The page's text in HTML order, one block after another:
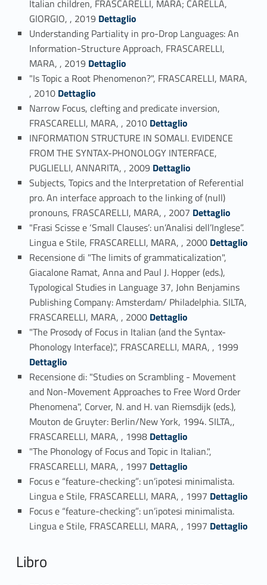
Italian children, FRASCARELLI, MARA; CARELLA,
GIORGIO, , 2019 Link identifier #identifier_person_18125-13
Dettaglio
Understanding Partiality in pro-Drop Languages: An
Information-Structure Approach, FRASCARELLI,
MARA, , 2019 Link identifier #identifier_person_76620-14
Dettaglio
"Is Topic a Root Phenomenon?", FRASCARELLI, MARA,
, 2010 Link identifier #identifier_person_106924-15
Dettaglio
Narrow Focus, clefting and predicate inversion,
FRASCARELLI, MARA, , 2010 Link identifier #identifier_person_78838-16
Dettaglio
INFORMATION STRUCTURE IN SOMALI. EVIDENCE
FROM THE SYNTAX-PHONOLOGY INTERFACE,
PUGLIELLI, ANNARITA, , 2009 Link identifier #identifier_person_137488-17
Dettaglio
Subjects, Topics and the Interpretation of Referential
pro. An interface approach to the linking of (null)
pronouns, FRASCARELLI, MARA, , 2007Link identifier #identifier_person_31314-18Dettaglio
"Frasi Scisse e ‘Small Clauses’: un’Analisi dell’Inglese”.
Lingua e Stile, FRASCARELLI, MARA, , 2000 Link identifier #identifier_person_32258-19
Dettaglio
Recensione di "The limits of grammaticalization",
Giacalone Ramat, Anna and Paul J. Hopper (eds.),
Typological Studies in Language 37, John Benjamins
Publishing Company: Amsterdam/ Philadelphia. SILTA,
FRASCARELLI, MARA, , 2000 Link identifier #identifier_person_90138-20
Dettaglio
"The Prosody of Focus in Italian (and the Syntax-
Phonology Interface).", FRASCARELLI, MARA, , 1999
Dettaglio
Recensione di: "Studies on Scrambling - Movement
and Non-Movement Approaches to Free Word Order
Phenomena", Corver, N. and H. van Riemsdijk (eds.),
Mouton de Gruyter: Berlin/New York, 1994. SILTA,,
FRASCARELLI, MARA, , 1998 Link identifier #identifier_person_89236-22
Dettaglio
"The Phonology of Focus and Topic in Italian.",
FRASCARELLI, MARA, , 1997 Link identifier #identifier_person_99120-23
Dettaglio
Focus e “feature-checking”: un’ipotesi minimalista.
Lingua e Stile, FRASCARELLI, MARA, , 1997 Link identifier #identifier_person_66429-24
Dettaglio
Focus e “feature-checking”: un’ipotesi minimalista.
Lingua e Stile, FRASCARELLI, MARA, , 1997 Link identifier #identifier_person_60874-25
Dettaglio
Libro